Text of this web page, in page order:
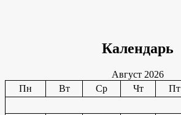
Календарь
Август 2026
Пн
Вт Ср Чт Пт